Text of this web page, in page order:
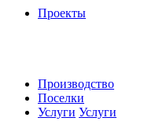
Проекты
Производство
Поселки
Услуги Услуги